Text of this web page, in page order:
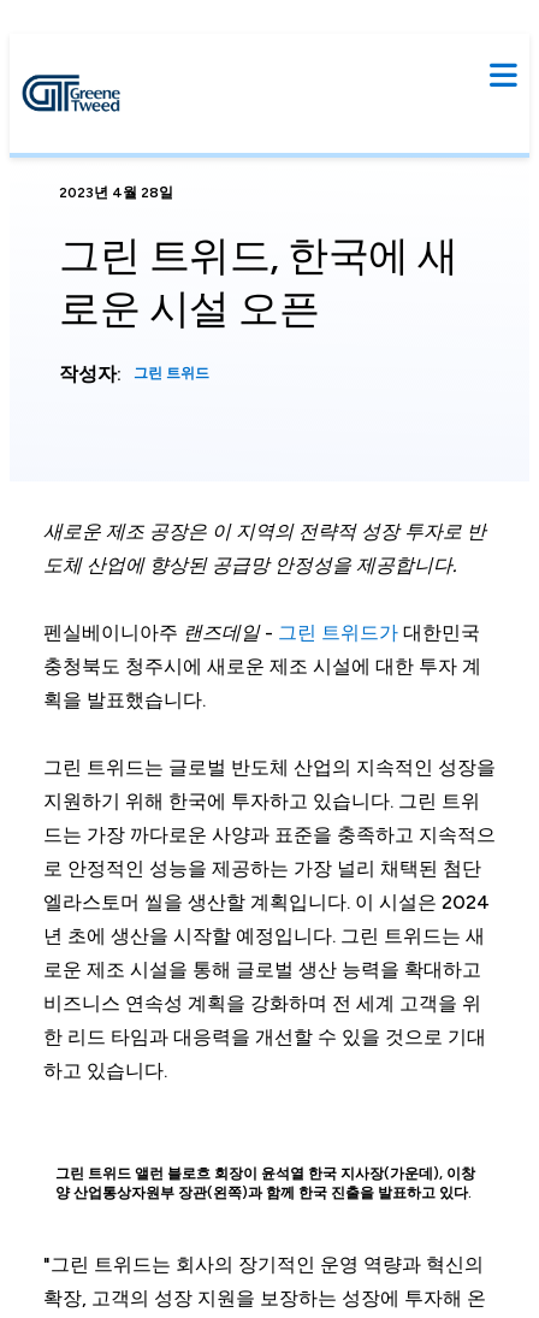
2023년 4월 28일
그린 트위드, 한국에 새
로운 시설 오픈
작성자: 그린 트위드
새로운 제조 공장은 이 지역의 전략적 성장 투자로 반
도체 산업에 향상된 공급망 안정성을 제공합니다.
펜실베이니아주 랜즈데일- 그린 트위드가 대한민국
충청북도 청주시에 새로운 제조 시설에 대한 투자 계
획을 발표했습니다.
그린 트위드는 글로벌 반도체 산업의 지속적인 성장을
지원하기 위해 한국에 투자하고 있습니다. 그린 트위
드는 가장 까다로운 사양과 표준을 충족하고 지속적으
로 안정적인 성능을 제공하는 가장 널리 채택된 첨단
엘라스토머 씰을 생산할 계획입니다. 이 시설은 2024
년 초에 생산을 시작할 예정입니다. 그린 트위드는 새
로운 제조 시설을 통해 글로벌 생산 능력을 확대하고
비즈니스 연속성 계획을 강화하며 전 세계 고객을 위
한 리드 타임과 대응력을 개선할 수 있을 것으로 기대
하고 있습니다.
그린 트위드 앨런 블로흐 회장이 윤석열 한국 지사장(가운데), 이창
양 산업통상자원부 장관(왼쪽)과 함께 한국 진출을 발표하고 있다.
"그린 트위드는 회사의 장기적인 운영 역량과 혁신의
확장, 고객의 성장 지원을 보장하는 성장에 투자해 온